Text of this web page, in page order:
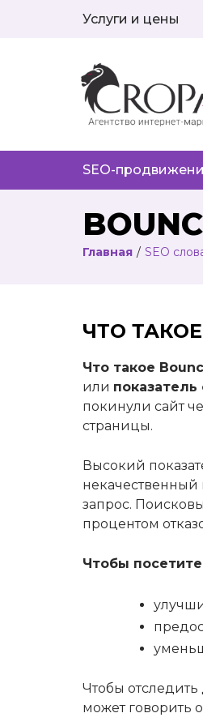
Услуги и цены
SEO-
Главная / SEO
ЧТО ТАКОЕ
Что такое
или показатель
покинули сайт
страницы.
Высокий
некачественный
запрос.
процентом
Чтобы
Чтобы
может говорить